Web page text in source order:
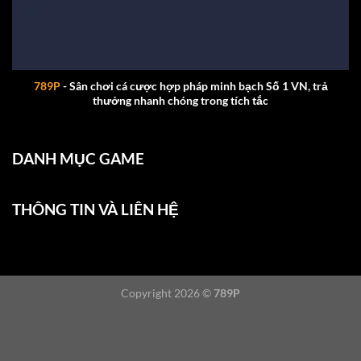
789P- Sân chơi cá cược hợp pháp minh bạch Số 1 VN, trả
thưởng nhanh chóng trong tích tắc
DANH MỤC GAME
THÔNG TIN VÀ LIÊN HỆ
Copyright 2026 ©789P